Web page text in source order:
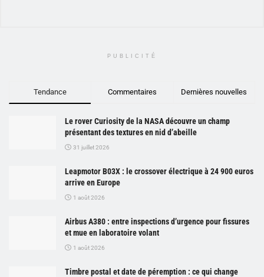
PUBLICITÉ
Tendance Commentaires Dernières nouvelles
Le rover Curiosity de la NASA découvre un champ
présentant des textures en nid d’abeille
31 juillet 2026
Leapmotor B03X : le crossover électrique à 24 900 euros
arrive en Europe
1 août 2026
Airbus A380 : entre inspections d’urgence pour fissures
et mue en laboratoire volant
1 août 2026
Timbre postal et date de péremption : ce qui change